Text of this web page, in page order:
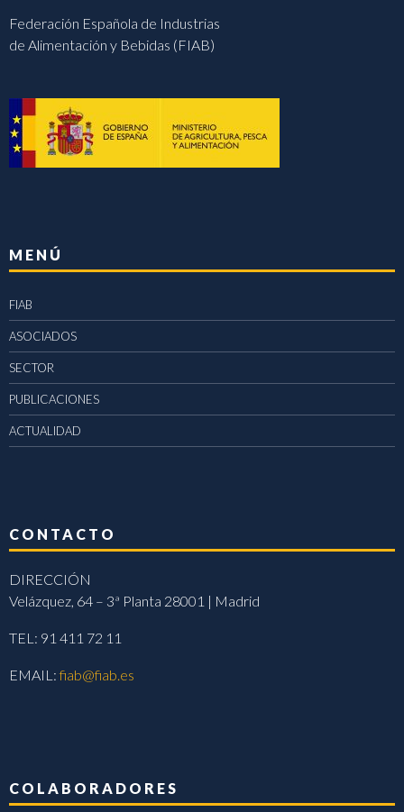
Federación Española de Industrias
de Alimentación y Bebidas (FIAB)
MENÚ
FIAB
ASOCIADOS
SECTOR
PUBLICACIONES
ACTUALIDAD
CONTACTO
DIRECCIÓN
Velázquez, 64 – 3ª Planta 28001 | Madrid
TEL: 91 411 72 11
EMAIL:fiab@fiab.es
COLABORADORES